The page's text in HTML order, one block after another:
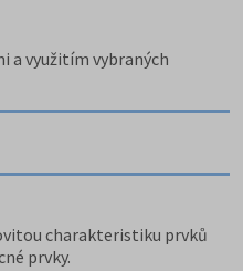
a využitím vybraných
charakteristiku prvků
prvky.